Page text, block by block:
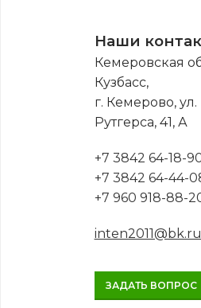
Наши
Кемеровская
Кузбасс,
г. Кемерово, ул.
Рутгерса, 41, А
+7 3842 64-18-
+7 3842 64-44-
+7 960 918-88-
inten2011@bk.ru
ЗАДАТЬ ВОПРОС